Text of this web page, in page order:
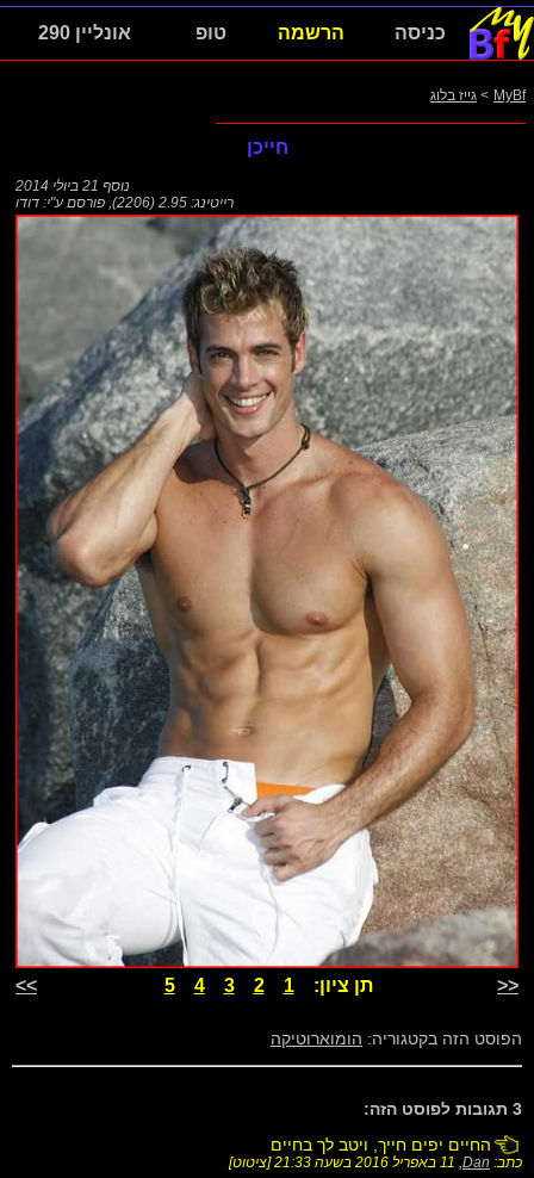
כניסה הרשמה טופ אונליין 290
MyBf
> גייז בלוג
חייכן
נוסף 21 ביולי 2014
רייטינג: 2.95 (2206)
, פורסם ע"י: דודו
<< תן ציון:1
2
3
4
5
>>
הפוסט הזה בקטגוריה: הומוארוטיקה
3 תגובות לפוסט הזה:
החיים יפים חייך, ויטב לך בחיים
כתב: Dan
, 11 באפריל 2016 בשעה 21:33 [ציטוט]